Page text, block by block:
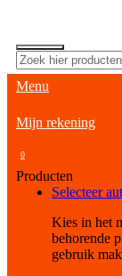
Menu
Mijn rekening
0
Producten
Selecteer
Kies in het
behorende
gebruik